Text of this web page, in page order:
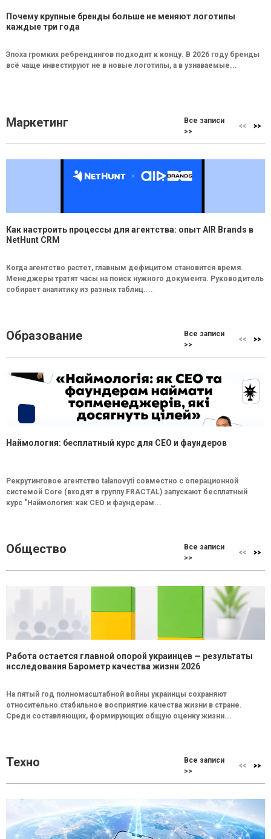
Почему крупные бренды больше не меняют логотипы
каждые три года
Эпоха громких ребрендингов подходит к концу. В 2026 году бренды
всё чаще инвестируют не в новые логотипы, а в узнаваемые...
Маркетинг
Все записи
>>
Как настроить процессы для агентства: опыт AIR Brands в
NetHunt CRM
Когда агентство растет, главным дефицитом становится время.
Менеджеры тратят часы на поиск нужного документа. Руководитель
собирает аналитику из разных таблиц....
Образование
Все записи
>>
Наймология: бесплатный курс для CEO и фаундеров
Рекрутинговое агентство talanovyti совместно с операционной
системой Core (входят в группу FRACTAL) запускают бесплатный
курс "Наймология: как СEO и фаундерам...
Общество
Все записи
>>
Работа остается главной опорой украинцев — результаты
исследования Барометр качества жизни 2026
На пятый год полномасштабной войны украинцы сохраняют
относительно стабильное восприятие качества жизни в стране.
Среди составляющих, формирующих общую оценку жизни...
Техно
Все записи
>>